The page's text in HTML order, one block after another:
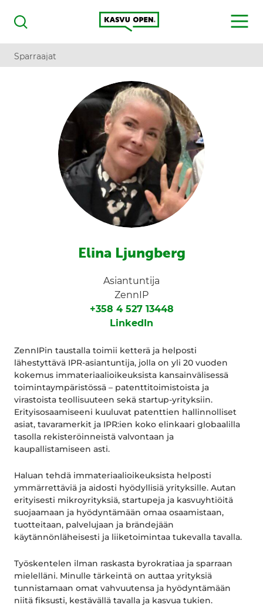
Haku
Kasvu Open
MENU
Sparraajat
Elina Ljungberg
Asiantuntija
ZennIP
+358 4 527 13448
LinkedIn
ZennIPin taustalla toimii ketterä ja helposti
lähestyttävä IPR-asiantuntija, jolla on yli 20 vuoden
kokemus immateriaalioikeuksista kansainvälisessä
toimintaympäristössä – patenttitoimistoista ja
virastoista teollisuuteen sekä startup-yrityksiin.
Erityisosaamiseeni kuuluvat patenttien hallinnolliset
asiat, tavaramerkit ja IPR:ien koko elinkaari globaalilla
tasolla rekisteröinneistä valvontaan ja
kaupallistamiseen asti.
Haluan tehdä immateriaalioikeuksista helposti
ymmärrettäviä ja aidosti hyödyllisiä yrityksille. Autan
erityisesti mikroyrityksiä, startupeja ja kasvuyhtiöitä
suojaamaan ja hyödyntämään omaa osaamistaan,
tuotteitaan, palvelujaan ja brändejään
käytännönläheisesti ja liiketoimintaa tukevalla tavalla.
Työskentelen ilman raskasta byrokratiaa ja sparraan
mielelläni. Minulle tärkeintä on auttaa yrityksiä
tunnistamaan omat vahvuutensa ja hyödyntämään
niitä fiksusti, kestävällä tavalla ja kasvua tukien.